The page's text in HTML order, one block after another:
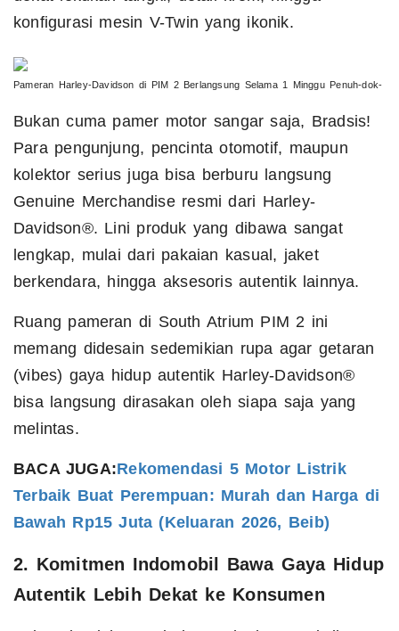
konfigurasi mesin V-Twin yang ikonik.
Pameran Harley-Davidson di PIM 2 Berlangsung Selama 1 Minggu Penuh-dok-
Bukan cuma pamer motor sangar saja, Bradsis!
Para pengunjung, pencinta otomotif, maupun
kolektor serius juga bisa berburu langsung
Genuine Merchandise resmi dari Harley-
Davidson®. Lini produk yang dibawa sangat
lengkap, mulai dari pakaian kasual, jaket
berkendara, hingga aksesoris autentik lainnya.
Ruang pameran di South Atrium PIM 2 ini
memang didesain sedemikian rupa agar getaran
(vibes) gaya hidup autentik Harley-Davidson®
bisa langsung dirasakan oleh siapa saja yang
melintas.
BACA JUGA:Rekomendasi 5 Motor Listrik
Terbaik Buat Perempuan: Murah dan Harga di
Bawah Rp15 Juta (Keluaran 2026, Beib)
2. Komitmen Indomobil Bawa Gaya Hidup
Autentik Lebih Dekat ke Konsumen